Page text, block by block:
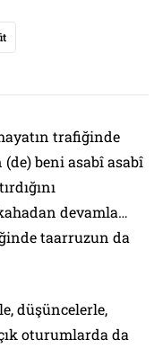
trafiğinde
beni asabî asabî
devamla…
taarruzun da
düşüncelerle,
oturumlarda da